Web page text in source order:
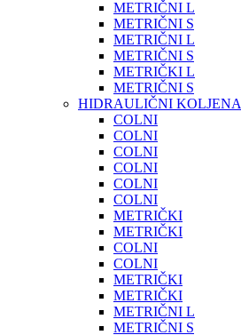
METRIČNI L
METRIČNI S
METRIČNI L
METRIČNI S
METRIČKI L
METRIČNI S
HIDRAULIČNI KOLJENA
COLNI
COLNI
COLNI
COLNI
COLNI
COLNI
METRIČKI
METRIČKI
COLNI
COLNI
METRIČKI
METRIČKI
METRIČNI L
METRIČNI S